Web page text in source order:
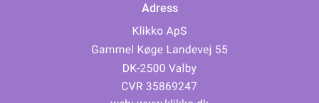
Adress